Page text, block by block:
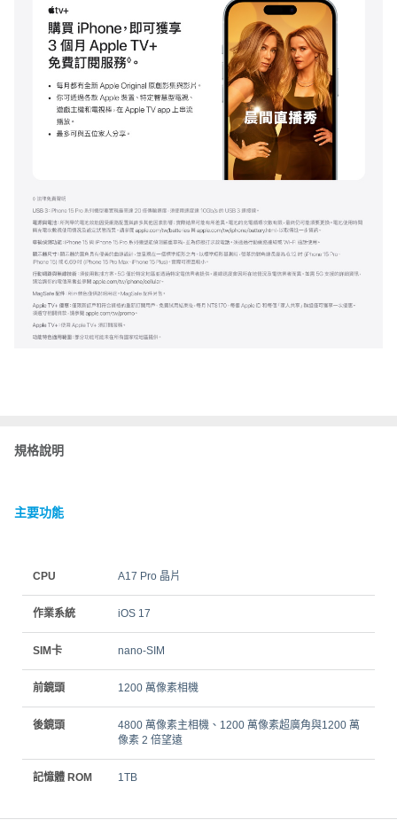
規格說明
主要功能
CPU A17 Pro 晶片
作業系統 iOS 17
SIM卡 nano‑SIM
前鏡頭 1200 萬像素相機
後鏡頭
4800 萬像素主相機、1200 萬像素超廣角與1200 萬
像素 2 倍望遠
記憶體 ROM 1TB